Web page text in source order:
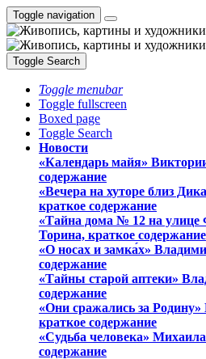
Toggle navigation
Toggle Search
Toggle menubar
Toggle fullscreen
Boxed page
Toggle Search
Новости
«Календарь майя»
содержание
«Вечера на хуторе близ
краткое содержание
«Тайна дома № 12 на улице
Торина, краткое содержание
«О носах и замка́х»
содержание
«Тайны старой аптеки»
содержание
«Они сражались за
краткое содержание
«Судьба человека»
содержание